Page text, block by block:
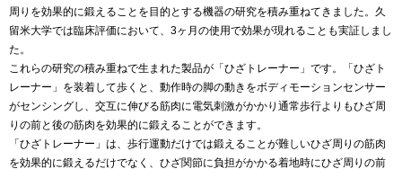
周りを効果的に鍛えることを目的とする機器の研究を積み重ねてきました。久
留米大学では臨床評価において、3ヶ月の使用で効果が現れることも実証しまし
た。
これらの研究の積み重ねで生まれた製品が「ひざトレーナー」です。「ひざト
レーナー」を装着して歩くと、動作時の脚の動きをボディモーションセンサー
がセンシングし、交互に伸びる筋肉に電気刺激がかかり通常歩行よりもひざ周
りの前と後の筋肉を効果的に鍛えることができます。
「ひざトレーナー」は、歩行運動だけでは鍛えることが難しいひざ周りの筋肉
を効果的に鍛えるだけでなく、ひざ関節に負担がかかる着地時にひざ周りの前